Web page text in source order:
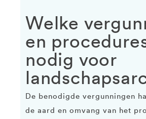
Welke
en
nodig voor
De benodigde vergunningen
de aard en omvang van het